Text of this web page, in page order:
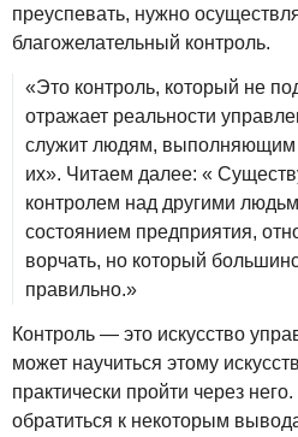
преуспевать, нужно
благожелательный контроль.
«Это контроль, который не
отражает реальности
служит людям, выполняющим
их». Читаем далее: «
контролем над другими
состоянием предприятия,
ворчать, но который
правильно.»
Контроль — это искусство
может научиться этому
практически пройти через
обратиться к некоторым